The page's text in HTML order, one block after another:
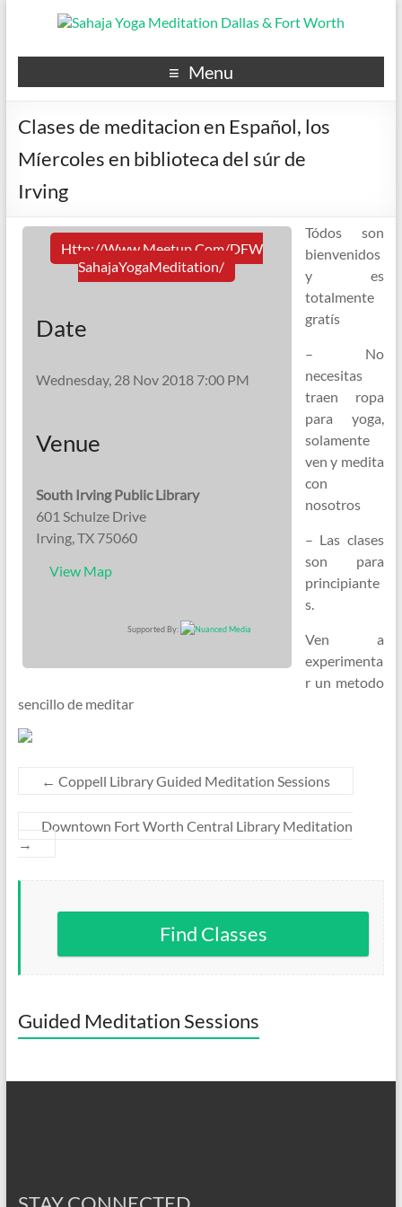
Menu
Clases de meditacion en Español, los
Míercoles en biblioteca del súr de
Irving
Http://www.meetup.com/DFW
SahajaYogaMeditation/
Date
Wednesday, 28 Nov 2018 7:00 PM
Venue
South Irving Public Library
601 Schulze Drive
Irving, TX 75060
View Map
Supported By:
Tódos son
bienvenidos
y es
totalmente
gratís
– No
necesitas
traen ropa
para yoga,
solamente
ven y medita
con
nosotros
– Las clases
son para
principiante
s.
Ven a
experimenta
r un metodo
sencillo de meditar
← Coppell Library Guided Meditation Sessions
Downtown Fort Worth Central Library Meditation
→
Find Classes
Guided Meditation Sessions